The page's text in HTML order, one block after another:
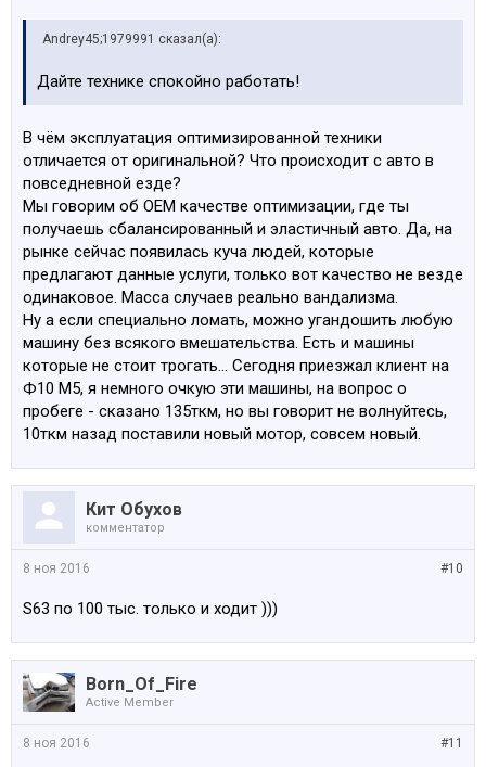
Andrey45;1979991 сказал(а):
Дайте технике спокойно работать!
В чём эксплуатация оптимизированной техники
отличается от оригинальной? Что происходит с авто в
повседневной езде?
Мы говорим об ОЕМ качестве оптимизации, где ты
получаешь сбалансированный и эластичный авто. Да, на
рынке сейчас появилась куча людей, которые
предлагают данные услуги, только вот качество не везде
одинаковое. Масса случаев реально вандализма.
Ну а если специально ломать, можно угандошить любую
машину без всякого вмешательства. Есть и машины
которые не стоит трогать... Сегодня приезжал клиент на
Ф10 М5, я немного очкую эти машины, на вопрос о
пробеге - сказано 135ткм, но вы говорит не волнуйтесь,
10ткм назад поставили новый мотор, совсем новый.
Кит Обухов
комментатор
#10
8 ноя 2016
S63 по 100 тыс. только и ходит )))
Born_Of_Fire
Active Member
#11
8 ноя 2016